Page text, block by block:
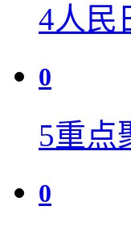
4人民
0
5重点
0